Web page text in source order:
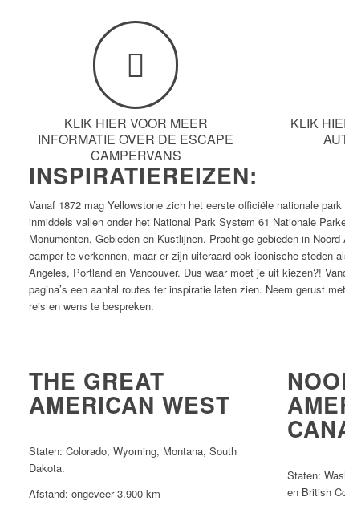
KLIK HIER VOOR MEER
INFORMATIE OVER DE ESCAPE
CAMPERVANS
KLIK
INSPIRATIEREIZEN:
Vanaf 1872 mag Yellowstone zich het eerste officiële nationale
inmiddels vallen onder het National Park System 61 Nationale
Monumenten, Gebieden en Kustlijnen. Prachtige gebieden in
camper te verkennen, maar er zijn uiteraard ook iconische steden
Angeles, Portland en Vancouver. Dus waar moet je uit kiezen?!
pagina’s een aantal routes ter inspiratie laten zien. Neem gerust
reis en wens te bespreken.
THE GREAT
AMERICAN WEST
Staten: Colorado, Wyoming, Montana, South
Dakota.
Afstand: ongeveer 3.900 km
Staten:
en British